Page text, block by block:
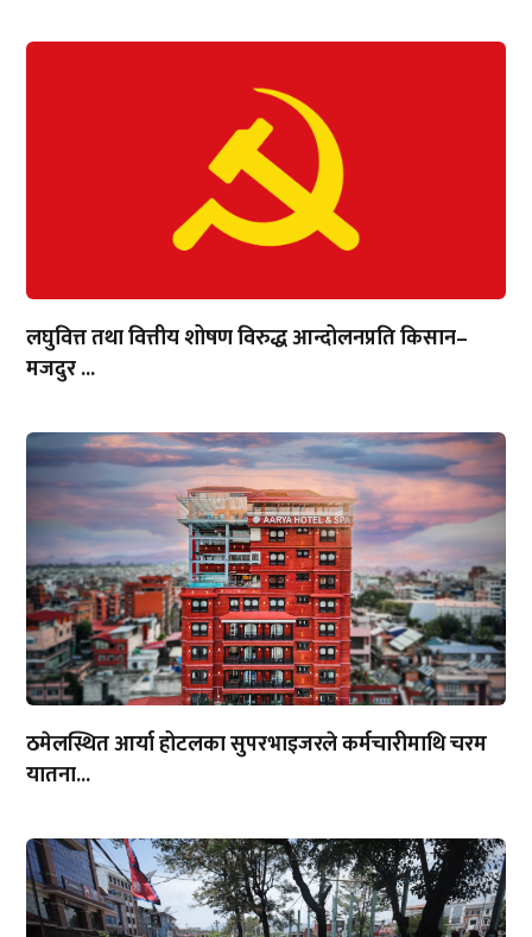
लघुवित्त तथा वित्तीय शोषण विरुद्ध आन्दोलनप्रति किसान–
मजदुर ...
ठमेलस्थित आर्या होटलका सुपरभाइजरले कर्मचारीमाथि चरम
यातना...